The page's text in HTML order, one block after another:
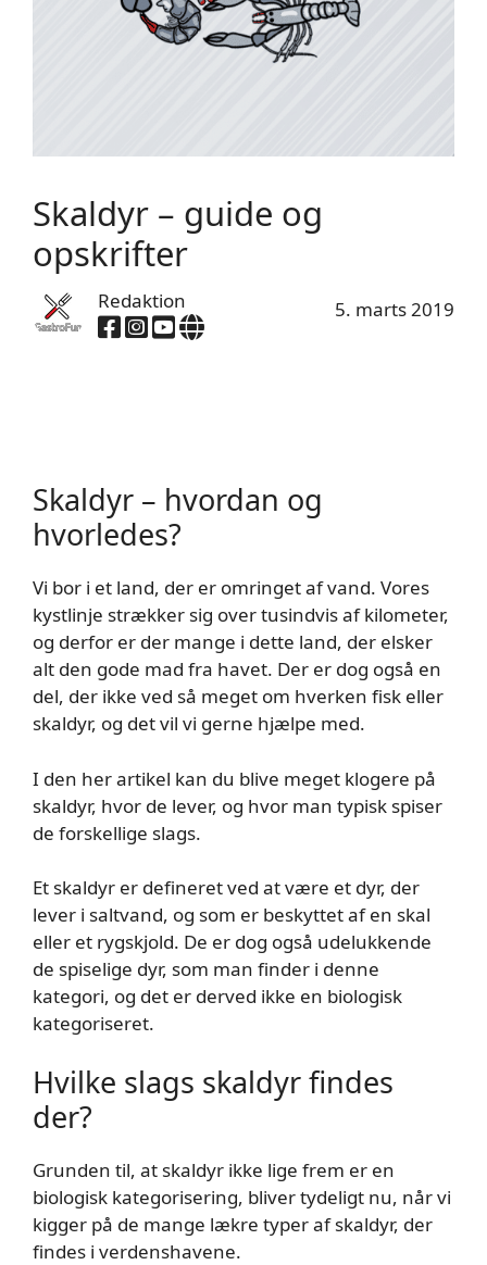
Skaldyr – guide og
opskrifter
Redaktion 5. marts 2019
Skaldyr – hvordan og
hvorledes?
Vi bor i et land, der er omringet af vand. Vores
kystlinje strækker sig over tusindvis af kilometer,
og derfor er der mange i dette land, der elsker
alt den gode mad fra havet. Der er dog også en
del, der ikke ved så meget om hverken fisk eller
skaldyr, og det vil vi gerne hjælpe med.
I den her artikel kan du blive meget klogere på
skaldyr, hvor de lever, og hvor man typisk spiser
de forskellige slags.
Et skaldyr er defineret ved at være et dyr, der
lever i saltvand, og som er beskyttet af en skal
eller et rygskjold. De er dog også udelukkende
de spiselige dyr, som man finder i denne
kategori, og det er derved ikke en biologisk
kategoriseret.
Hvilke slags skaldyr findes
der?
Grunden til, at skaldyr ikke lige frem er en
biologisk kategorisering, bliver tydeligt nu, når vi
kigger på de mange lækre typer af skaldyr, der
findes i verdenshavene.